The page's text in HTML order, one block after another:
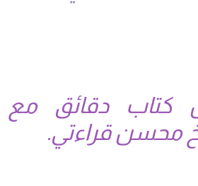
كتاب دقائق مع
محسن قراءتي.